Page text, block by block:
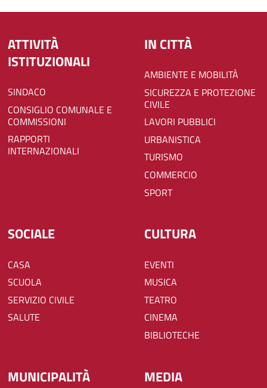
ATTIVITÀ
ISTITUZIONALI
SINDACO
CONSIGLIO COMUNALE E
COMMISSIONI
RAPPORTI
INTERNAZIONALI
IN CITTÀ
AMBIENTE E MOBILITÀ
SICUREZZA E PROTEZIONE
CIVILE
LAVORI PUBBLICI
URBANISTICA
TURISMO
COMMERCIO
SPORT
SOCIALE
CASA
SCUOLA
SERVIZIO CIVILE
SALUTE
CULTURA
EVENTI
MUSICA
TEATRO
CINEMA
BIBLIOTECHE
MUNICIPALITÀ MEDIA